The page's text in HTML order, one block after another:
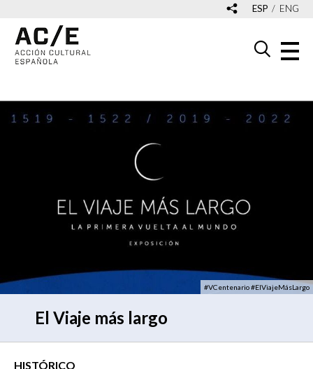
ESP ENG
#VCentenario #ElViajeMásLargo
El Viaje más largo
HISTÓRICO